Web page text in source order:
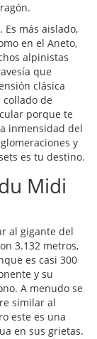
más aislado,
en el Aneto,
alpinistas
que
clásica
collado de
porque te
inmensidad del
y
es tu destino.
Midi
al gigante del
3.132 metros,
es casi 300
y su
A menudo se
similar al
este es una
en sus grietas.